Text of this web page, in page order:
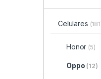
Celulares
Honor (5)
Oppo (12)